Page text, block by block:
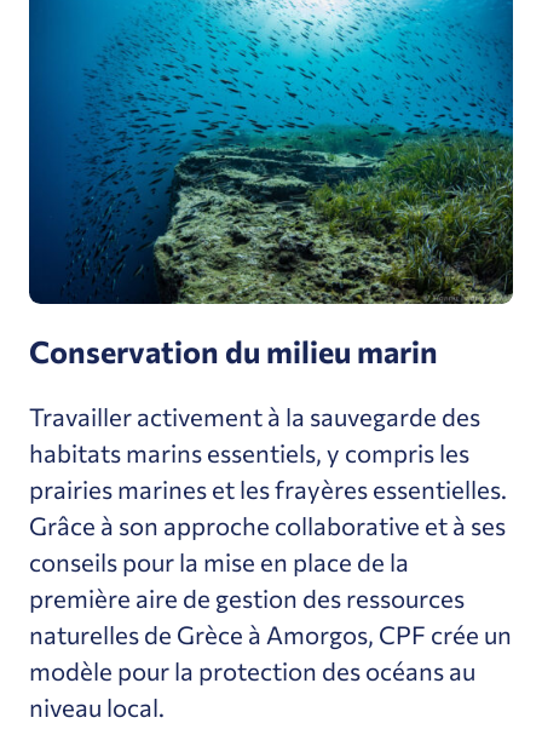
Conservation du milieu marin
Travailler activement à la sauvegarde des
habitats marins essentiels, y compris les
prairies marines et les frayères essentielles.
Grâce à son approche collaborative et à ses
conseils pour la mise en place de la
première aire de gestion des ressources
naturelles de Grèce à Amorgos, CPF crée un
modèle pour la protection des océans au
niveau local.